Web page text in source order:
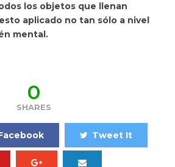
los objetos que llenan
aplicado no tan sólo a nivel
mental.
0
SHARES
Tweet It